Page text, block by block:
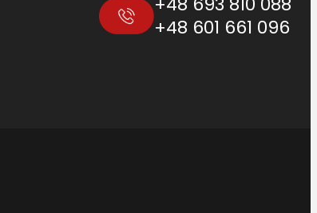
+48 601 661 096